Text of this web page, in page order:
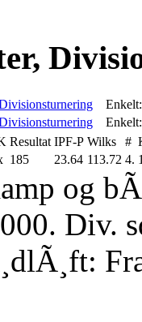
Enkelt:
Enkelt:
Resultat IPF-P Wilks #
185 23.64 113.72 4.
og
Div.